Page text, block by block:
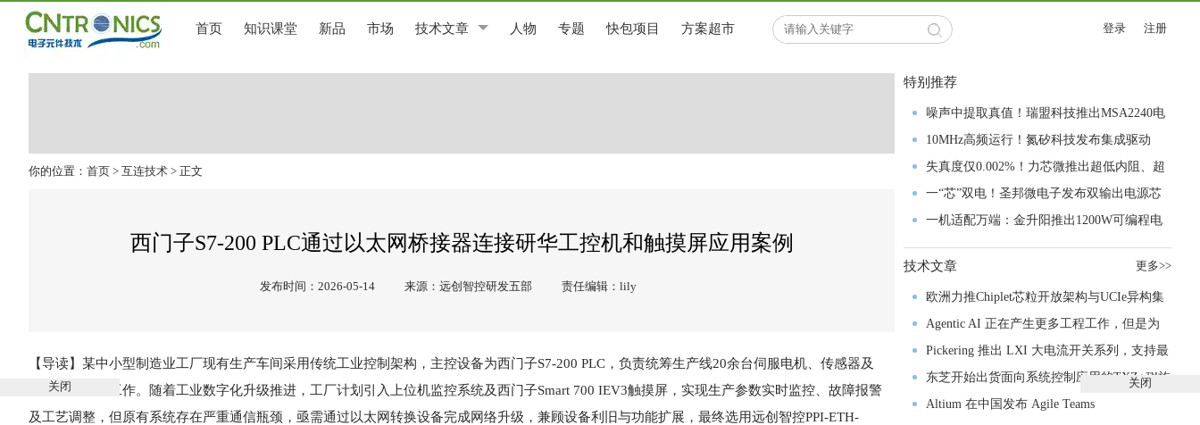
首页 知识课堂 新品 市场 技术文章 人物 专题 快包项目 方案超市 登录 注册
你的位置： 首页 > 互连技术 > 正文
西门子S7-200 PLC通过以太网桥接器连接研华工控机和触摸屏应用案例
发布时间：2026-05-14 来源：远创智控研发五部 责任编辑：lily
【导读】某中小型制造业工厂现有生产车间采用传统工业控制架构，主控设备为西门子S7-200 PLC，负责统筹生产线20余台伺服电机、传感器及
执行器的协同工作。随着工业数字化升级推进，工厂计划引入上位机监控系统及西门子Smart 700 IEV3触摸屏，实现生产参数实时监控、故障报警
及工艺调整，但原有系统存在严重通信瓶颈，亟需通过以太网转换设备完成网络升级，兼顾设备利旧与功能扩展，最终选用远创智控PPI-ETH-
特别推荐
噪声中提取真值！瑞盟科技推出MSA2240电
流检测芯片赋能多元高端测量场景
10MHz高频运行！氮矽科技发布集成驱动
GaN芯片，助力电源能效再攀新高
失真度仅0.002%！力芯微推出超低内阻、超
低失真4PST模拟开关
一“芯”双电！圣邦微电子发布双输出电源芯
片，简化AFE与音频设计
一机适配万端：金升阳推出1200W可编程电
源，赋能高端装备制造
技术文章 更多>>
欧洲力推Chiplet芯粒开放架构与UCIe异构集
成以加速其汽车产业生态智能化进程
Agentic AI 正在产生更多工程工作，但是为
什么系统开发进展并没有更快？
Pickering 推出 LXI 大电流开关系列，支持最
高 80A、300V 信号
东芝开始出货面向系统控制应用的TXZ+™族
入门级M4V组
Altium 在中国发布 Agile Teams
关闭 关闭